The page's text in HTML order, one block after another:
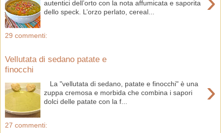
autentici dell’orto con la nota affumicata e saporita
dello speck. L’orzo perlato, cereal...
29 commenti:
Vellutata di sedano patate e
finocchi
›
La "vellutata di sedano, patate e finocchi" è una
zuppa cremosa e morbida che combina i sapori
dolci delle patate con la f...
27 commenti: